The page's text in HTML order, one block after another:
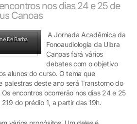
nos dias 24 e 25 de
Canoas
De Barba
A Jornada Acadêmica da
Fonoaudiologia da Ulbra
Canoas fará vários
debates com o objetivo
alunos do curso. O tema que
palestras deste ano será Transtorno do
encontros ocorrerão nos dias 24 e 25
do prédio 1, a partir das 19h.